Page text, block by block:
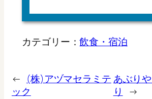
カテゴリー：飲食・宿泊
← (株)アヅマセラミテ
ック
あぶり
り
→